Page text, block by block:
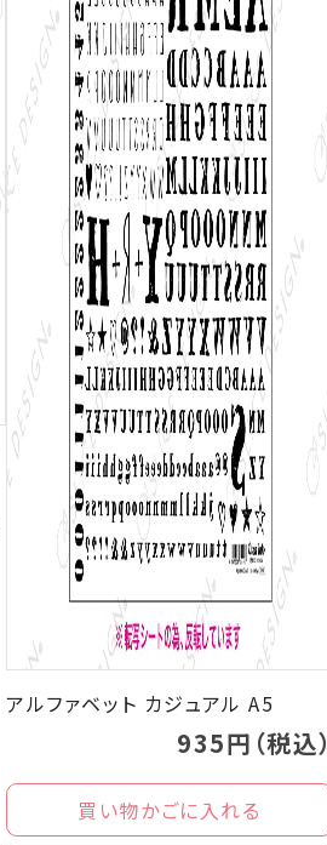
アルファベット カジュアル A5
935円（税込）
買い物かごに入れる